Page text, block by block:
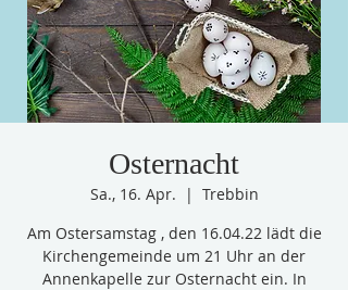
Osternacht
Sa., 16. Apr.
  |
Trebbin
Am Ostersamstag , den 16.04.22 lädt die
Kirchengemeinde um 21 Uhr an der
Annenkapelle zur Osternacht ein. In